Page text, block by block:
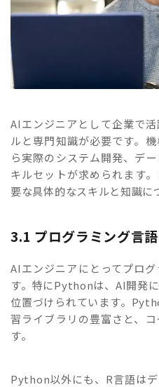
AIエンジニアとして企業で
ルと専門知識が必要です。
ら実際のシステム開発、デ
キルセットが求められます
要な具体的なスキルと知識に
3.1 プログラミング言語
AIエンジニアにとってプロ
す。特にPythonは、AI開発
位置づけられています。
習ライブラリの豊富さと、
す。
Python以外にも、R言語は